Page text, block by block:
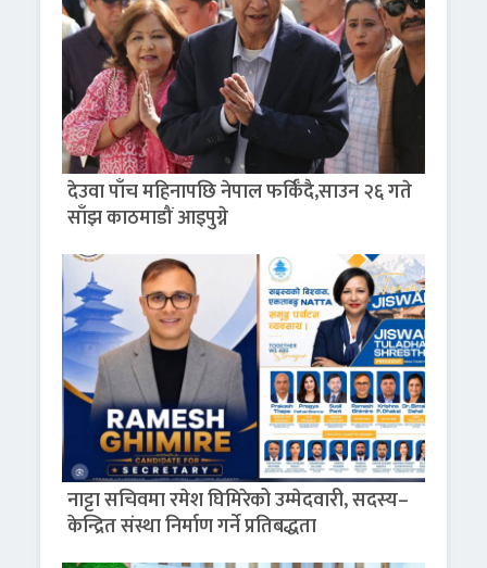
देउवा पाँच महिनापछि नेपाल फर्किँदै,साउन २६ गते
साँझ काठमाडौं आइपुग्ने
नाट्टा सचिवमा रमेश घिमिरेको उम्मेदवारी, सदस्य–
केन्द्रित संस्था निर्माण गर्ने प्रतिबद्धता